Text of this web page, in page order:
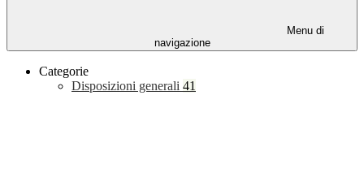
Menu di
navigazione
Categorie
Disposizioni generali 41